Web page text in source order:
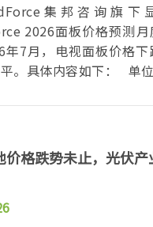
集邦咨询旗下
2026面板价格预测
年7月，电视面板价格
。具体内容如下： 单
价格跌势未止，光伏